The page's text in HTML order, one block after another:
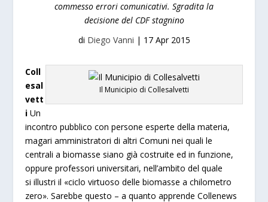
commesso errori comunicativi. Sgradita la
decisione del CDF stagnino
di Diego Vanni | 17 Apr 2015
Il Municipio di Collesalvetti
Coll
esal
vett
iUn
incontro pubblico con persone esperte della materia,
magari amministratori di altri Comuni nei quali le
centrali a biomasse siano già costruite ed in funzione,
oppure professori universitari, nell’ambito del quale
si illustri il «ciclo virtuoso delle biomasse a chilometro
zero». Sarebbe questo – a quanto apprende Collenews